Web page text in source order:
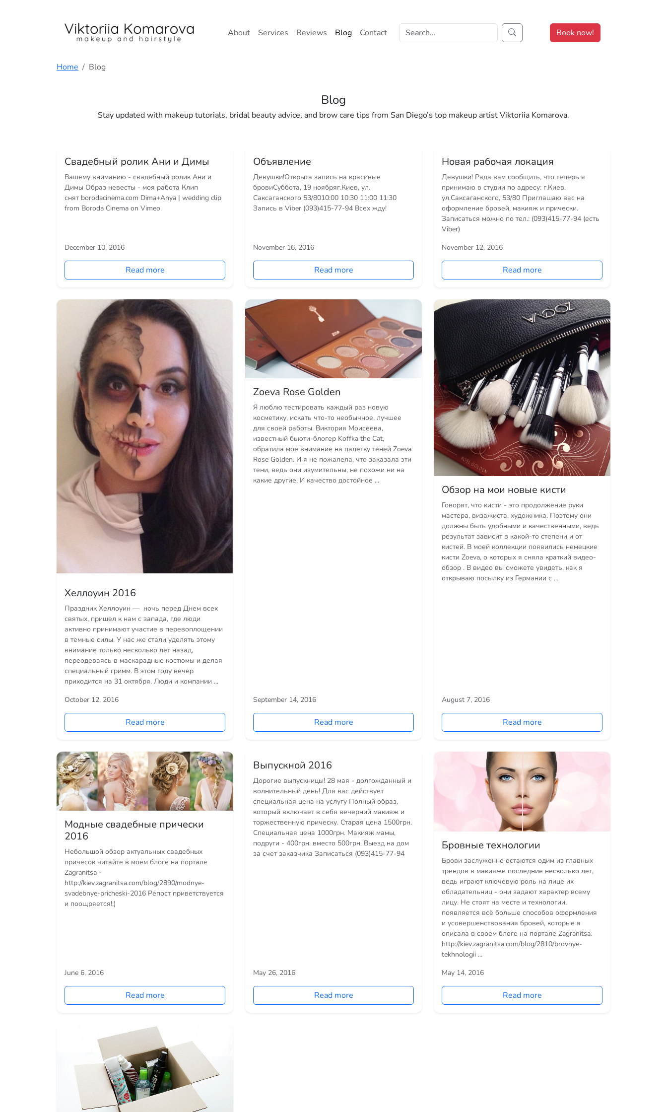
About Services Reviews Blog Contact Search Book now!
Home Blog
Blog
Stay updated with makeup tutorials, bridal beauty advice, and brow care tips from San Diego’s top makeup artist Viktoriia Komarova.
Свадебный ролик Ани и Димы
Вашему вниманию - свадебный ролик Ани и
Димы Образ невесты - моя работа Клип
снят borodacinema.com Dima+Anya | wedding clip
from Boroda Cinema on Vimeo.
December 10, 2016
Read more
Объявление
Девушки!Открыта запись на красивые
бровиСуббота, 19 ноябряг.Киев, ул.
Саксаганского 53/8010:00 10:30 11:00 11:30
Запись в Viber (093)415-77-94 Всех жду!
November 16, 2016
Read more
Новая рабочая локация
Девушки! Рада вам сообщить, что теперь я
принимаю в студии по адресу: г.Киев,
ул.Саксаганского, 53/80 Приглашаю вас на
оформление бровей, макияж и прически.
Записаться можно по тел.: (093)415-77-94 (есть
Viber)
November 12, 2016
Read more
Хеллоуин 2016
Праздник Хеллоуин — ночь перед Днем всех
святых, пришел к нам с запада, где люди
активно принимают участие в перевоплощении
в темные силы. У нас же стали уделять этому
внимание только несколько лет назад,
переодеваясь в маскарадные костюмы и делая
специальный гримм. В этом году вечер
приходится на 31 октября. Люди и компании ...
October 12, 2016
Read more
Zoeva Rose Golden
Я люблю тестировать каждый раз новую
косметику, искать что-то необычное, лучшее
для своей работы. Виктория Моисеева,
известный бьюти-блогер Koffka the Cat,
обратила мое внимание на палетку теней Zoeva
Rose Golden. И я не пожалела, что заказала эти
тени, ведь они изумительны, не похожи ни на
какие другие. И качество достойное ...
September 14, 2016
Read more
Обзор на мои новые кисти
Говорят, что кисти - это продолжение руки
мастера, визажиста, художника. Поэтому они
должны быть удобными и качественными, ведь
результат зависит в какой-то степени и от
кистей. В моей коллекции появились немецкие
кисти Zoeva, о которых я сняла краткий видео-
обзор . В видео вы сможете увидеть, как я
открываю посылку из Германии с ...
August 7, 2016
Read more
Модные свадебные прически
2016
Небольшой обзор актуальных свадебных
причесок читайте в моем блоге на портале
Zagranitsa -
http://kiev.zagranitsa.com/blog/2890/modnye-
svadebnye-pricheski-2016 Репост приветствуется
и поощряется!;)
June 6, 2016
Read more
Выпускной 2016
Дорогие выпускницы! 28 мая - долгожданный и
волнительный день! Для вас действует
специальная цена на услугу Полный образ,
который включает в себя вечерний макияж и
торжественную прическу. Старая цена 1500грн.
Специальная цена 1000грн. Макияж мамы,
подруги - 400грн. вместо 500грн. Выезд на дом
за счет заказчика Записаться (093)415-77-94
May 26, 2016
Read more
Бровные технологии
Брови заслуженно остаются одим из главных
трендов в макияже последние несколько лет,
ведь играют ключевую роль на лице их
обладательниц - они задают характер всему
лицу. Не стоят на месте и технологии,
появляется всё больше способов оформления
и усовершенствования бровей, которые я
описала в своем блоге на портале Zagranitsa.
http://kiev.zagranitsa.com/blog/2810/brovnye-
tekhnologii ...
May 14, 2016
Read more